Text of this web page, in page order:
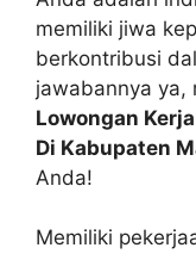
memiliki jiwa
berkontribusi
jawabannya ya,
Lowongan
Di Kabupaten
Anda!
Memiliki